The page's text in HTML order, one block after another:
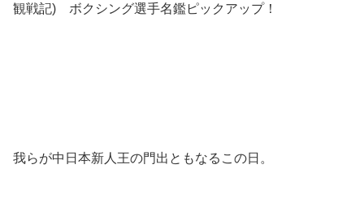
観戦記) ボクシング選手名鑑ピックアップ！
我らが中日本新人王の門出ともなるこの日。